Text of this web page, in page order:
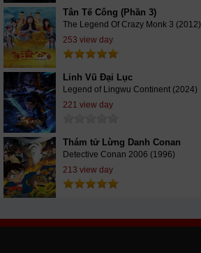
Tân Tế Công (Phần 3)
The Legend Of Crazy Monk 3 (2012)
253 view day
Linh Vũ Đại Lục
Legend of Lingwu Continent (2024)
221 view day
Thám tử Lừng Danh Conan
Detective Conan 2006 (1996)
213 view day